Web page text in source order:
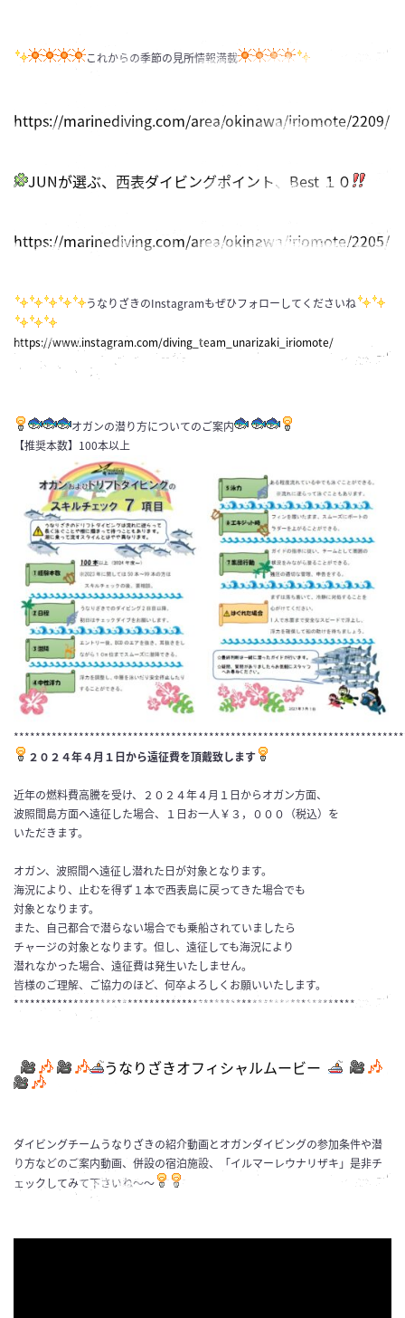
これからの季節の見所情報満載
https://marinediving.com/area/okinawa/iriomote/2209/
JUNが選ぶ、西表ダイビングポイント、Best １０
https://marinediving.com/area/okinawa/iriomote/2205/
うなりざきのInstagramもぜひフォローしてくださいね
https://www.instagram.com/diving_team_unarizaki_iriomote/
オガンの潜り方についてのご案内
【推奨本数】100本以上
２０２４年４月１日から遠征費を頂戴致します
近年の燃料費高騰を受け、２０２４年４月１日からオガン方面、
波照間島方面へ遠征した場合、１日お一人￥３，０００（税込）を
いただきます。
オガン、波照間へ遠征し潜れた日が対象となります。
海況により、止むを得ず１本で西表島に戻ってきた場合でも
対象となります。
また、自己都合で潜らない場合でも乗船されていましたら
チャージの対象となります。但し、遠征しても海況により
潜れなかった場合、遠征費は発生いたしません。
皆様のご理解、ご協力のほど、何卒よろしくお願いいたします。
***************************************************************
うなりざきオフィシャルムービー
ダイビングチームうなりざきの紹介動画とオガンダイビングの参加条件や潜
り方などのご案内動画、併設の宿泊施設、「イルマーレウナリザキ」是非チ
ェックしてみて下さいね～～